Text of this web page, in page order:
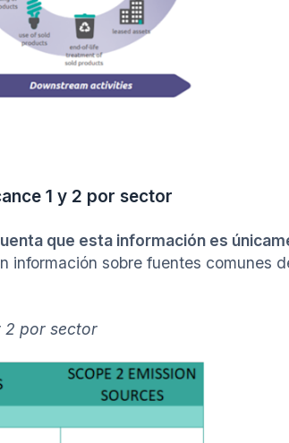
1 y 2 por sector
que esta información es
información sobre fuentes comunes
2 por sector